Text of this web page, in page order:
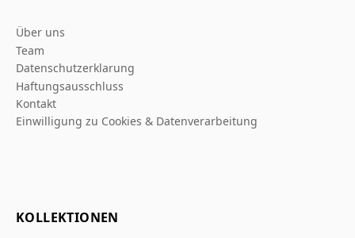
Über uns
Team
Datenschutzerklarung
Haftungsausschluss
Kontakt
Einwilligung zu Cookies & Datenverarbeitung
KOLLEKTIONEN